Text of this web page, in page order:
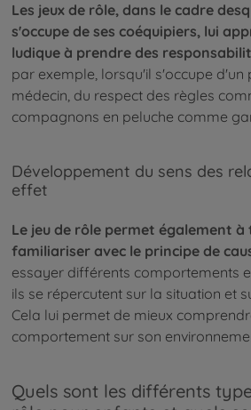
Les jeux de rôle, dans le cadre
s'occupe de ses coéquipiers, lui
ludique à prendre des
par exemple, lorsqu'il s'occupe d'un
médecin, du respect des règles
compagnons en peluche comme
Développement du sens des
effet
Le jeu de rôle permet également
familiariser avec le principe de
essayer différents comportements
ils se répercutent sur la situation et
Cela lui permet de mieux
comportement sur son
Quels sont les différents